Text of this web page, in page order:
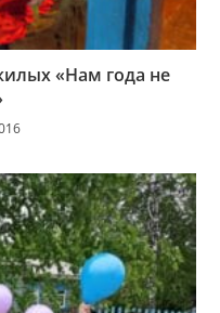
«Нам года не